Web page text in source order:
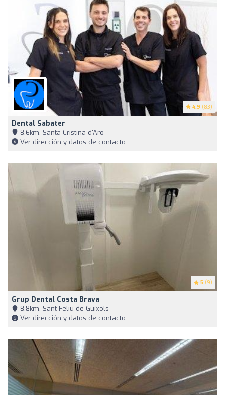
4.9 (83)
Dental Sabater
8,6km, Santa Cristina d'Aro
Ver dirección y datos de contacto
5 (9)
Grup Dental Costa Brava
8,8km, Sant Feliu de Guíxols
Ver dirección y datos de contacto